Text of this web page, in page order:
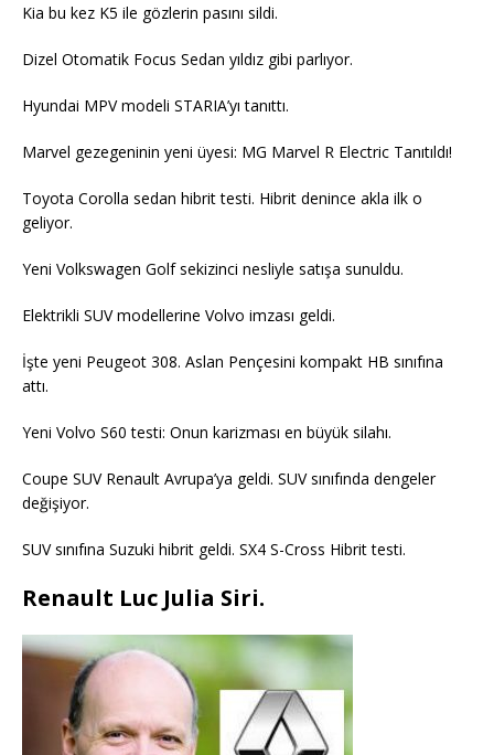
Kia bu kez K5 ile gözlerin pasını sildi.
Dizel Otomatik Focus Sedan yıldız gibi parlıyor.
Hyundai MPV modeli STARIA’yı tanıttı.
Marvel gezegeninin yeni üyesi: MG Marvel R Electric Tanıtıldı!
Toyota Corolla sedan hibrit testi. Hibrit denince akla ilk o
geliyor.
Yeni Volkswagen Golf sekizinci nesliyle satışa sunuldu.
Elektrikli SUV modellerine Volvo imzası geldi.
İşte yeni Peugeot 308. Aslan Pençesini kompakt HB sınıfına
attı.
Yeni Volvo S60 testi: Onun karizması en büyük silahı.
Coupe SUV Renault Avrupa’ya geldi. SUV sınıfında dengeler
değişiyor.
SUV sınıfına Suzuki hibrit geldi. SX4 S-Cross Hibrit testi.
Renault Luc Julia Siri.